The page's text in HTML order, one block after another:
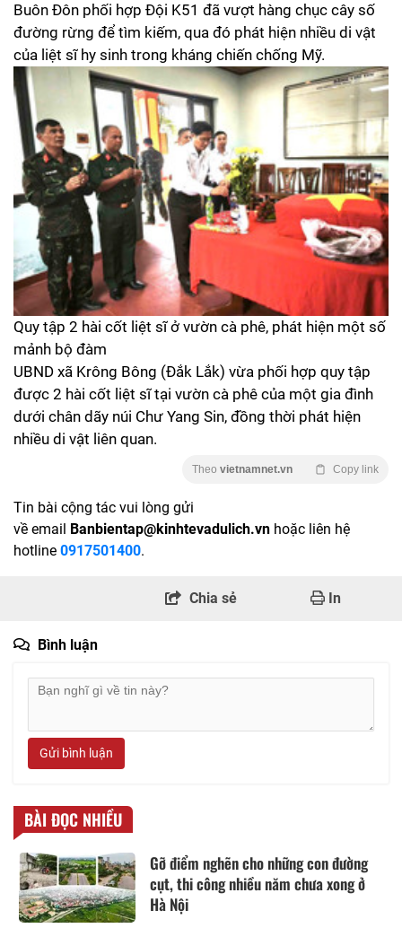
Buôn Đôn phối hợp Đội K51 đã vượt hàng chục cây số
đường rừng để tìm kiếm, qua đó phát hiện nhiều di vật
của liệt sĩ hy sinh trong kháng chiến chống Mỹ.
Quy tập 2 hài cốt liệt sĩ ở vườn cà phê, phát hiện một số
mảnh bộ đàm
UBND xã Krông Bông (Đắk Lắk) vừa phối hợp quy tập
được 2 hài cốt liệt sĩ tại vườn cà phê của một gia đình
dưới chân dãy núi Chư Yang Sin, đồng thời phát hiện
nhiều di vật liên quan.
Theo vietnamnet.vn Copy link
Tin bài cộng tác vui lòng gửi
về email
Banbientap@kinhtevadulich.vn hoặc liên hệ
hotline 0917501400.
Chia sẻ In
Bình luận
Gửi bình luận
BÀI ĐỌC NHIỀU
Gỡ điểm nghẽn cho những con đường
cụt, thi công nhiều năm chưa xong ở
Hà Nội